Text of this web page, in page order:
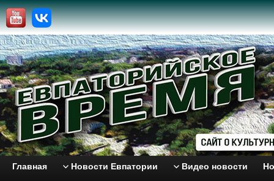
Главная Новости Евпатории Видео новости